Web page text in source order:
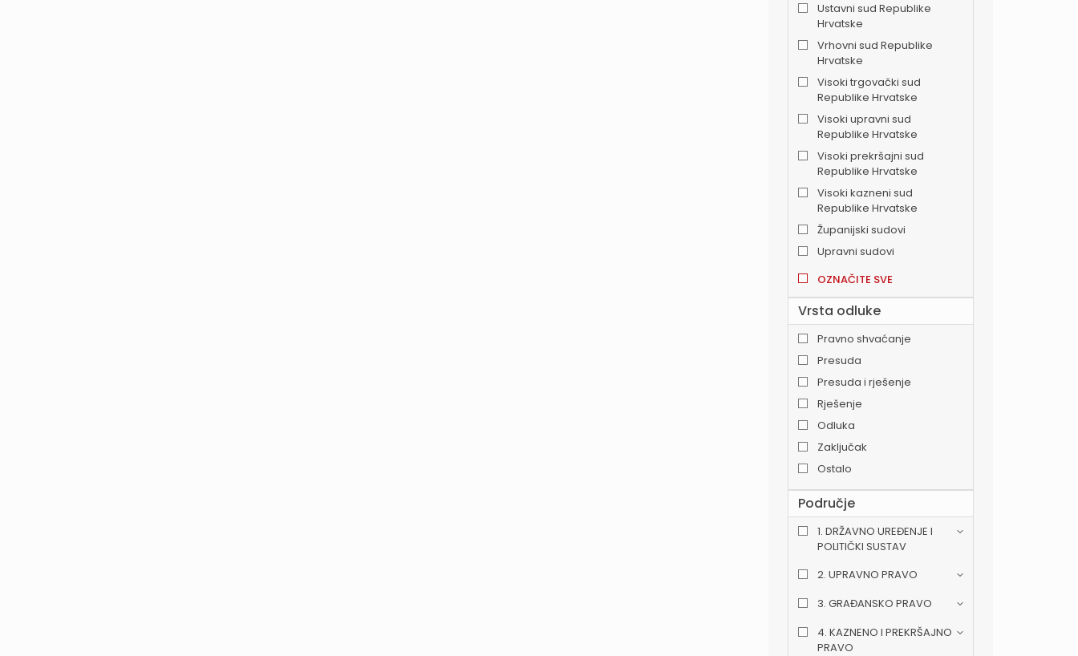
Ustavni sud Republike
Hrvatske
Vrhovni sud Republike
Hrvatske
Visoki trgovački sud
Republike Hrvatske
Visoki upravni sud
Republike Hrvatske
Visoki prekršajni sud
Republike Hrvatske
Visoki kazneni sud
Republike Hrvatske
Županijski sudovi
Upravni sudovi
OZNAČITE SVE
Vrsta odluke
Pravno shvaćanje
Presuda
Presuda i rješenje
Rješenje
Odluka
Zaključak
Ostalo
Područje
1. DRŽAVNO UREĐENJE I
POLITIČKI SUSTAV
2. UPRAVNO PRAVO
3. GRAĐANSKO PRAVO
4. KAZNENO I PREKRŠAJNO
PRAVO